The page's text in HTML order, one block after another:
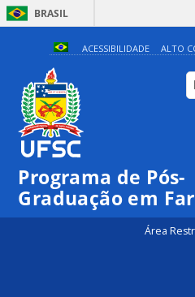
BRASIL
ACESSIBILIDADE ALTO
Programa de Pós-
Graduação em
Área